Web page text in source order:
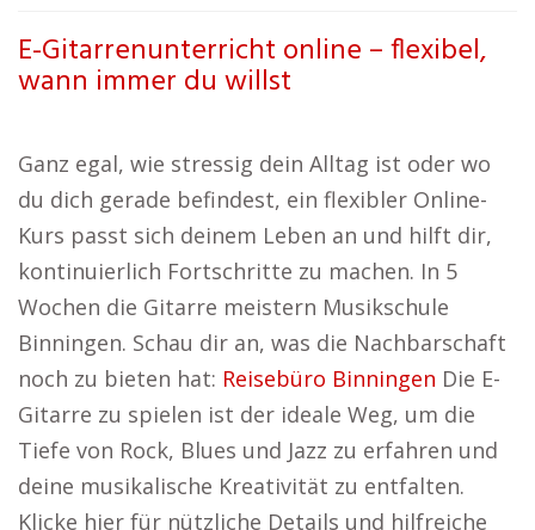
E-Gitarrenunterricht online – flexibel,
wann immer du willst
Ganz egal, wie stressig dein Alltag ist oder wo
du dich gerade befindest, ein flexibler Online-
Kurs passt sich deinem Leben an und hilft dir,
kontinuierlich Fortschritte zu machen. In 5
Wochen die Gitarre meistern Musikschule
Binningen. Schau dir an, was die Nachbarschaft
noch zu bieten hat: Reisebüro Binningen Die E-
Gitarre zu spielen ist der ideale Weg, um die
Tiefe von Rock, Blues und Jazz zu erfahren und
deine musikalische Kreativität zu entfalten.
Klicke hier für nützliche Details und hilfreiche